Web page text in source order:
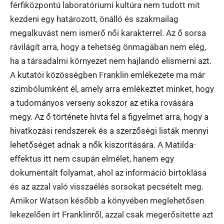
férfiközpontú laboratóriumi kultúra nem tudott mit
kezdeni egy határozott, önálló és szakmailag
megalkuvást nem ismerő női karakterrel. Az ő sorsa
rávilágít arra, hogy a tehetség önmagában nem elég,
ha a társadalmi környezet nem hajlandó elismerni azt.
A kutatói közösségben Franklin emlékezete ma már
szimbólumként él, amely arra emlékeztet minket, hogy
a tudományos verseny sokszor az etika rovására
megy. Az ő története hívta fel a figyelmet arra, hogy a
hivatkozási rendszerek és a szerzőségi listák mennyi
lehetőséget adnak a nők kiszorítására. A Matilda-
effektus itt nem csupán elmélet, hanem egy
dokumentált folyamat, ahol az információ birtoklása
és az azzal való visszaélés sorsokat pecsételt meg.
Amikor Watson később a könyvében meglehetősen
lekezelően írt Franklinről, azzal csak megerősítette azt